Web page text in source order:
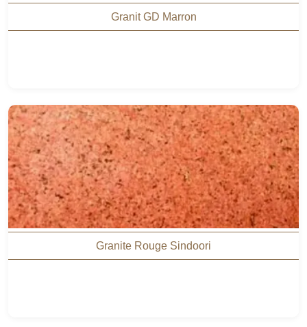
Granit GD Marron
Granite Rouge Sindoori